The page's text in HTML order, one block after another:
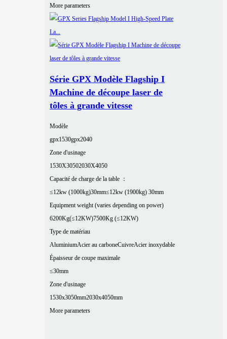
More parameters
Série GPX Modèle Flagship I
Machine de découpe laser de
tôles à grande vitesse
Modèle
gpx1530gpx2040
Zone d'usinage
1530X30502030X4050
Capacité de charge de la table ：
≤12kw (1000kg)30mm≤12kw (1900kg) 30mm
Equipment weight (varies depending on power)
6200Kg(≤12KW)7500Kg (≤12KW)
Type de matériau
AluminiumAcier au carboneCuivreAcier inoxydable
Épaisseur de coupe maximale
≤30mm
Zone d'usinage
1530x3050mm2030x4050mm
More parameters